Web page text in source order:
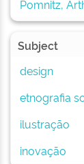
Pomnitz,
Subject
design
etnografia
ilustração
inovação